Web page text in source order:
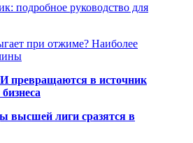
подробное руководство для
при отжиме? Наиболее
превращаются в источник
высшей лиги сразятся в